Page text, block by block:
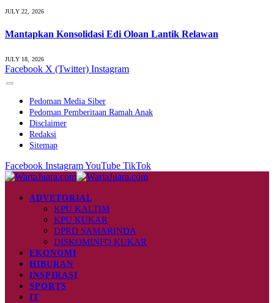
JULY 22, 2026
Mantapkan Konsolidasi Edi Oloan Lantik Relawan
JULY 18, 2026
Facebook X (Twitter) Instagram
Pedoman Media Siber
Pedoman Pemberitaan Ramah Anak
Disclaimer
Redaksi
Sitemap
Facebook InstagramYouTube TikTok
ADVETORIAL
KPU KALTIM
KPU KUKAR
DPRD SAMARINDA
DISKOMINFO KUKAR
EKONOMI
HIBURAN
INSPIRASI
SPORTS
IT